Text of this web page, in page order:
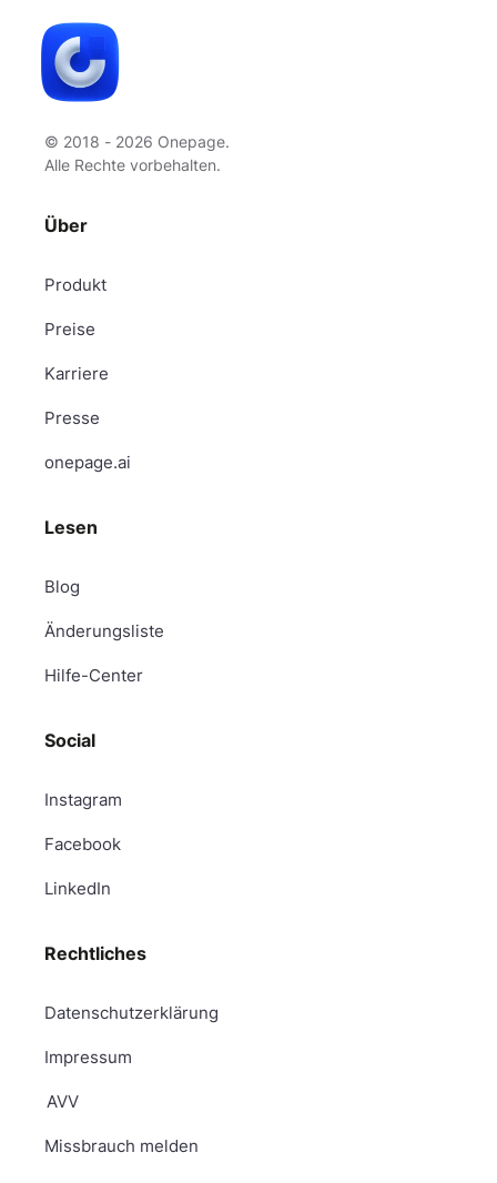
© 2018 - 2026 Onepage.
Alle Rechte vorbehalten.
Über
Produkt
Preise
Karriere
Presse
onepage.ai
Lesen
Blog
Änderungsliste
Hilfe-Center
Social
Instagram
Facebook
LinkedIn
Rechtliches
Datenschutzerklärung
Impressum
AVV
Missbrauch melden